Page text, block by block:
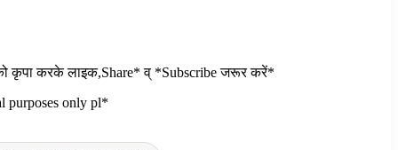
कृपा करके लाइक,Share* व् *Subscribe जरूर करें*
purposes only pl*